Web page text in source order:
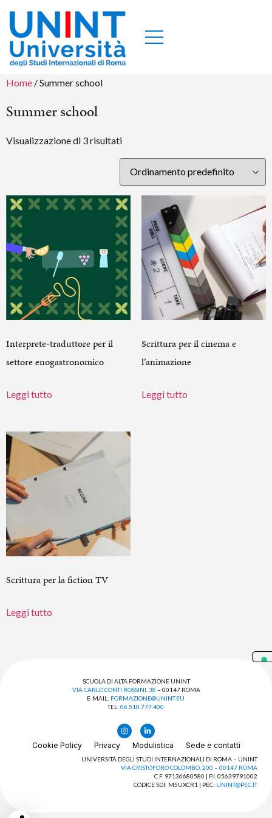
Home / Summer school
Summer school
Visualizzazione di 3 risultati
Interprete-traduttore per il
settore enogastronomico
Leggi tutto
Scrittura per il cinema e
l’animazione
Leggi tutto
Scrittura per la fiction TV
Leggi tutto
SCUOLA DI ALTA FORMAZIONE UNINT
VIA CARLO CONTI ROSSINI, 38 – 00147 ROMA
E-MAIL: FORMAZIONE@UNINT.EU
TEL: 06.510.777.400
Cookie Policy Privacy Modulistica Sede e contatti
UNIVERSITÀ DEGLI STUDI INTERNAZIONALI DI ROMA – UNINT
VIA CRISTOFORO COLOMBO, 200 – 00147 ROMA
C.F. 97136680580 | P.I. 05639791002
CODICE SDI: M5UXCR1 | PEC: UNINT@PEC.IT